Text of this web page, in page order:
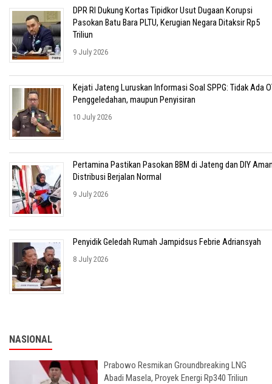
DPR RI Dukung Kortas Tipidkor Usut Dugaan Korupsi
Pasokan Batu Bara PLTU, Kerugian Negara Ditaksir Rp5
Triliun
9 July 2026
Kejati Jateng Luruskan Informasi Soal SPPG: Tidak Ada
Penggeledahan, maupun Penyisiran
10 July 2026
Pertamina Pastikan Pasokan BBM di Jateng dan DIY
Distribusi Berjalan Normal
9 July 2026
Penyidik Geledah Rumah Jampidsus Febrie Adriansyah
8 July 2026
NASIONAL
Prabowo Resmikan Groundbreaking LNG
Abadi Masela, Proyek Energi Rp340 Triliun